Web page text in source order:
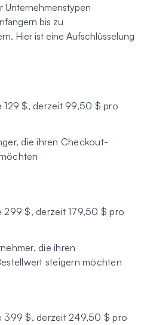
Unternehmenstypen
bis zu
Hier ist eine Aufschlüsselung
129 $, derzeit 99,50 $ pro
die ihren Checkout-
299 $, derzeit 179,50 $ pro
die ihren
steigern möchten
399 $, derzeit 249,50 $ pro